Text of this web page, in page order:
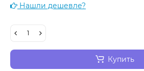
Нашли дешевле?
Купить